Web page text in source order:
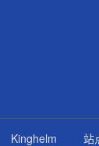
Kinghelm 站